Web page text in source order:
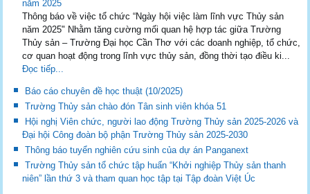
Thông báo về việc tổ chức “Ngày hội việc làm lĩnh vực Thủy sản
năm 2025" Nhằm tăng cường mối quan hệ hợp tác giữa Trường
Thủy sản – Trường Đại học Cần Thơ với các doanh nghiệp, tổ chức,
cơ quan hoạt động trong lĩnh vực thủy sản, đồng thời tạo điều ki...
Đọc tiếp...
Báo cáo chuyên đề học thuật (10/2025)
Trường Thủy sản chào đón Tân sinh viên khóa 51
Hội nghị Viên chức, người lao động Trường Thủy sản 2025-2026 và
Đại hội Công đoàn bộ phận Trường Thủy sản 2025-2030
Thông báo tuyển nghiên cứu sinh của dự án Panganext
Trường Thủy sản tổ chức tập huấn “Khởi nghiệp Thủy sản thanh
niên” lần thứ 3 và tham quan học tập tại Tập đoàn Việt Úc